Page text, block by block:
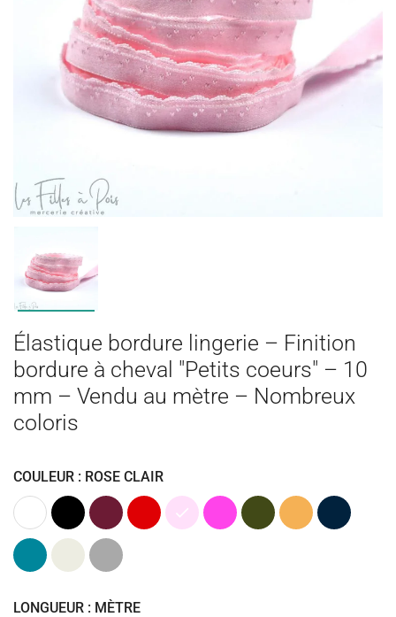
Élastique bordure lingerie – Finition
bordure à cheval "Petits coeurs" – 10
mm – Vendu au mètre – Nombreux
coloris
COULEUR : ROSE CLAIR
Blanc Noir BordeauxRouge Rose
Clair
Rose
fuchsia
Kaki
(Vert
Ocre
(Jaune)
Bleu
marine
Pétrole
(Bleu)
Ecru Gris
LONGUEUR : MÈTRE